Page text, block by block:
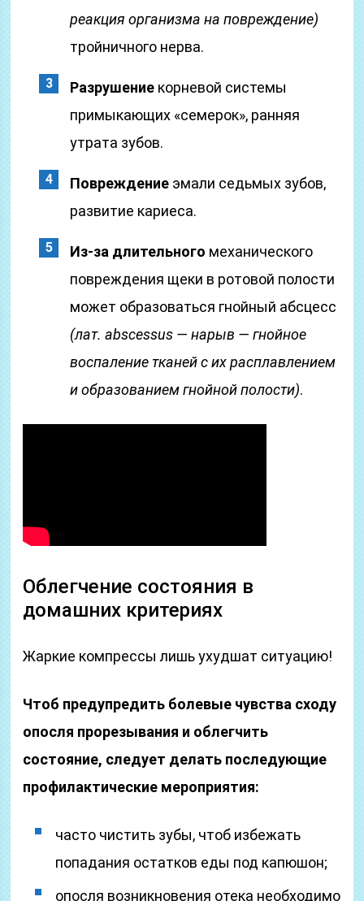
реакция организма на повреждение)
тройничного нерва.
Разрушение корневой системы
примыкающих «семерок», ранняя
утрата зубов.
Повреждение эмали седьмых зубов,
развитие кариеса.
Из-за длительного механического
повреждения щеки в ротовой полости
может образоваться гнойный абсцесс
(лат. abscessus — нарыв — гнойное
воспаление тканей с их расплавлением
и образованием гнойной полости).
Облегчение состояния в
домашних критериях
Жаркие компрессы лишь ухудшат ситуацию!
Чтоб предупредить болевые чувства сходу
опосля прорезывания и облегчить
состояние, следует делать последующие
профилактические мероприятия:
часто чистить зубы, чтоб избежать
попадания остатков еды под капюшон;
опосля возникновения отека необходимо